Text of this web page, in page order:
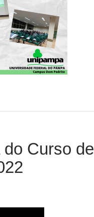
Curso de